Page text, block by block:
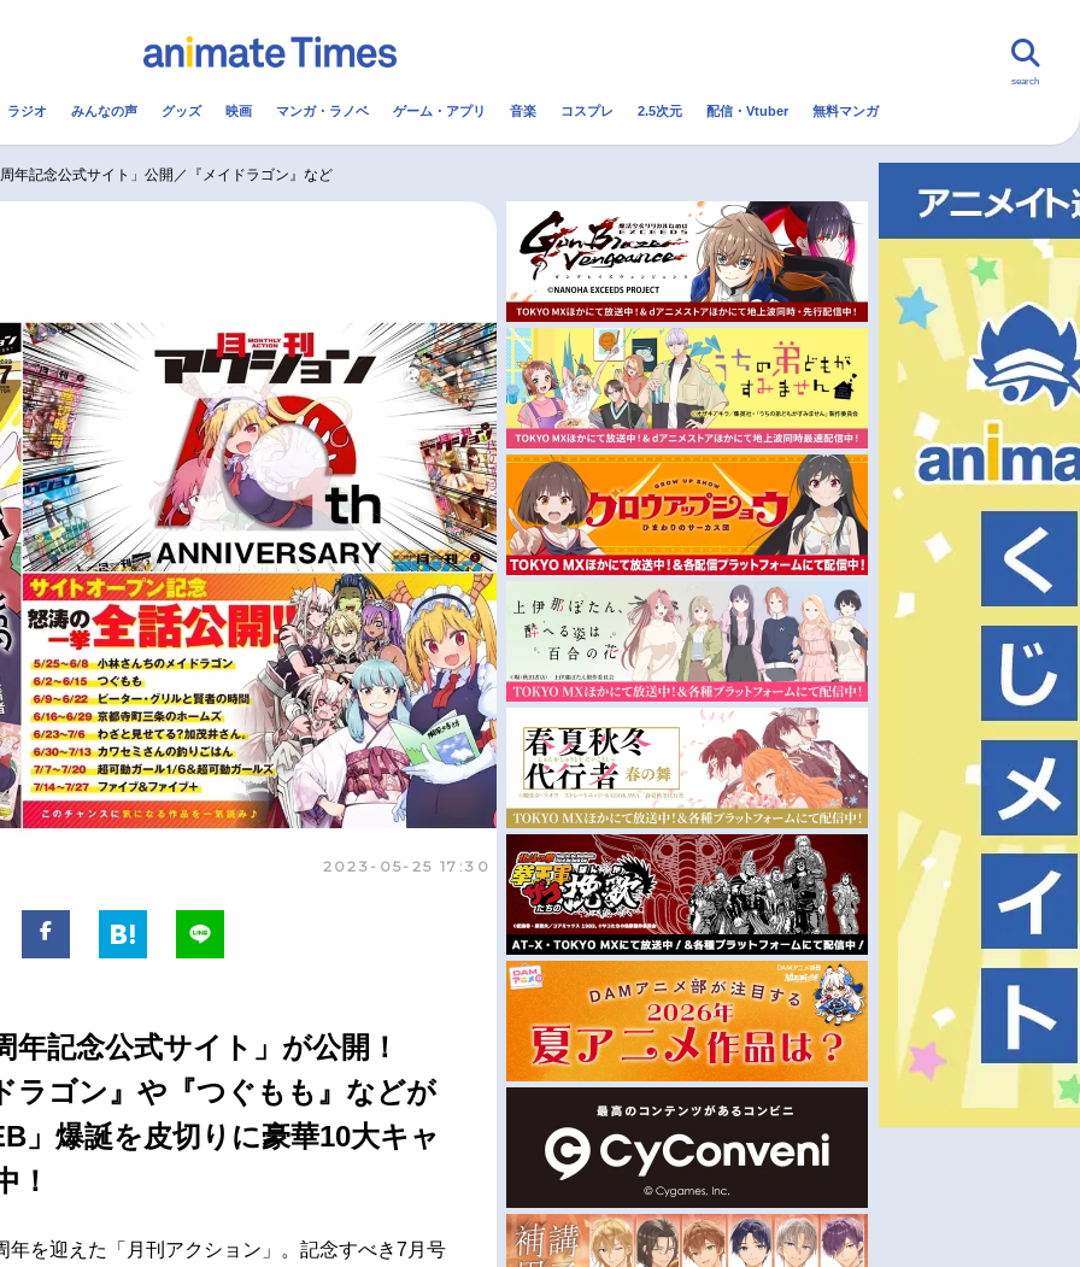
配信・Vtuber トレンド 無料マンガ
実写化映画一覧
男性声優/女性声優一覧
今期アニメ曜日別一覧
春アニメ
夏アニメ
秋アニメ
冬アニメ
FOLLOW US
search
ラジオ みんなの声 グッズ 映画 マンガ・ラノベ ゲーム・アプリ 音楽 コスプレ 2.5次元 配信・Vtuber 無料マンガ
年記念公式サイト」公開／『メイドラゴン』など
2023-05-25 17:30
記念公式サイト」が公開！
ラゴン』や『つぐもも』などが
」爆誕を皮切りに豪華10大キャ
！
年を迎えた「月刊アクション」。記念すべき7月号